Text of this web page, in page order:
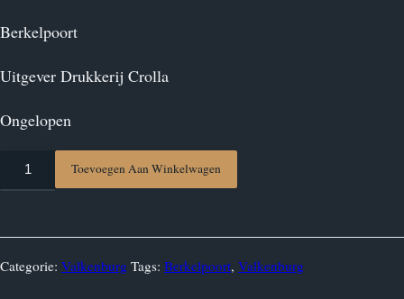
Berkelpoort
Uitgever Drukkerij Crolla
Ongelopen
Ansichtkaart
Valkenburg
Toevoegen Aan Winkelwagen
Categorie: Valkenburg Tags: Berkelpoort, Valkenburg